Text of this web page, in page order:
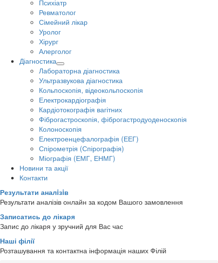
Психіатр
Ревматолог
Сімейний лікар
Уролог
Хірург
Алерголог
Діагностика
Лабораторна діагностика
Ультразвукова діагностика
Кольпоскопія, відеокольпоскопія
Електрокардіографія
Кардіотокографія вагітних
Фіброгастроскопія, фіброгастродуоденоскопія
Колоноскопія
Електроенцефалографія (ЕЕГ)
Спірометрія (Спірографія)
Міографія (ЕМГ, ЕНМГ)
Новини та акції
Контакти
Результати аналiзiв
Результати аналізів онлайн за кодом Вашого замовлення
Записатись до лікаря
Запис до лікаря у зручний для Вас час
Наші філії
Розташування та контактна інформація наших Філій